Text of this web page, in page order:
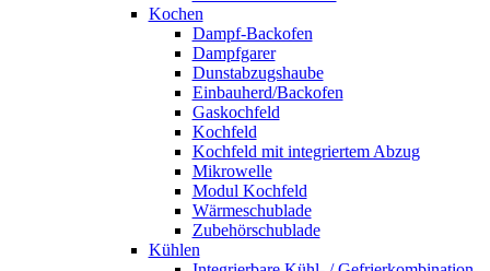
Kochen
Dampf-Backofen
Dampfgarer
Dunstabzugshaube
Einbauherd/Backofen
Gaskochfeld
Kochfeld
Kochfeld mit integriertem Abzug
Mikrowelle
Modul Kochfeld
Wärmeschublade
Zubehörschublade
Kühlen